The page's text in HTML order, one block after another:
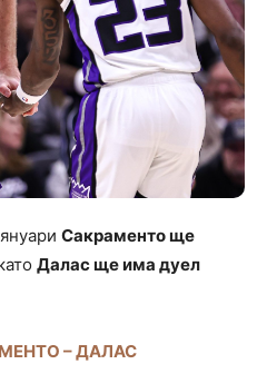
Сакраменто ще
Далас ще има дуел
– ДАЛАС